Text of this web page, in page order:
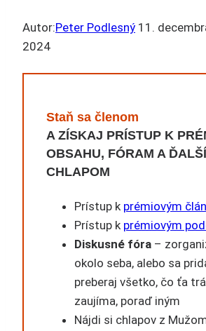
Autor:Peter Podlesný 11.
2024
Staň sa členom
A ZÍSKAJ PRÍSTUP K
OBSAHU, FÓRAM A
CHLAPOM
Prístup k prémiovým
Prístup k prémiovým
Diskusné fóra –
okolo seba, alebo sa
preberaj všetko, čo ťa
zaujíma, poraď iným
Nájdi si chlapov z